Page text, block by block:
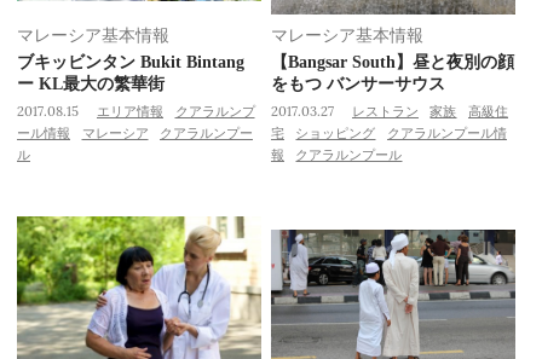
マレーシア基本情報
ブキッビンタン Bukit Bintang
ー KL最大の繁華街
2017.08.15 エリア情報
クアラルンプ
ール情報
マレーシア
クアラルンプー
ル
マレーシア基本情報
【Bangsar South】昼と夜別の顔
をもつ バンサーサウス
2017.03.27 レストラン 家族
高級住
宅
ショッピング
クアラルンプール情
報
クアラルンプール